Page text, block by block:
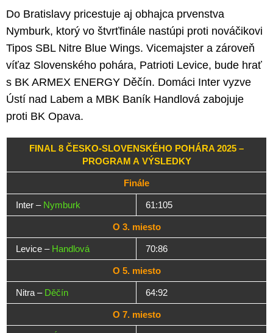
Do Bratislavy pricestuje aj obhajca prvenstva
Nymburk, ktorý vo štvrťfinále nastúpi proti nováčikovi
Tipos SBL Nitre Blue Wings. Vicemajster a zároveň
víťaz Slovenského pohára, Patrioti Levice, bude hrať
s BK ARMEX ENERGY Děčín. Domáci Inter vyzve
Ústí nad Labem a MBK Baník Handlová zabojuje
proti BK Opava.
FINAL 8 ČESKO-SLOVENSKÉHO POHÁRA 2025 –
PROGRAM A VÝSLEDKY
Finále
Inter – Nymburk 61:105
O 3. miesto
Levice – Handlová 70:86
O 5. miesto
Nitra – Děčín 64:92
O 7. miesto